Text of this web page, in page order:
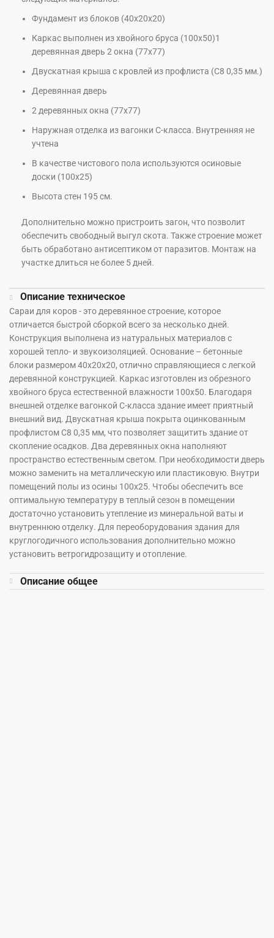
Фундамент из блоков (40х20х20)
Каркас выполнен из хвойного бруса (100х50)1
деревянная дверь 2 окна (77х77)
Двускатная крыша с кровлей из профлиста (С8 0,35 мм.)
Деревянная дверь
2 деревянных окна (77х77)
Наружная отделка из вагонки С-класса. Внутренняя не
учтена
В качестве чистового пола используются осиновые
доски (100х25)
Высота стен 195 см.
Дополнительно можно пристроить загон, что позволит
обеспечить свободный выгул скота. Также строение может
быть обработано антисептиком от паразитов. Монтаж на
участке длиться не более 5 дней.
Описание техническое
Сараи для коров - это деревянное строение, которое
отличается быстрой сборкой всего за несколько дней.
Конструкция выполнена из натуральных материалов с
хорошей тепло- и звукоизоляцией. Основание – бетонные
блоки размером 40х20х20, отлично справляющиеся с легкой
деревянной конструкцией. Каркас изготовлен из обрезного
хвойного бруса естественной влажности 100х50. Благодаря
внешней отделке вагонкой С-класса здание имеет приятный
внешний вид. Двускатная крыша покрыта оцинкованным
профлистом С8 0,35 мм, что позволяет защитить здание от
скопление осадков. Два деревянных окна наполняют
пространство естественным светом. При необходимости дверь
можно заменить на металлическую или пластиковую. Внутри
помещений полы из осины 100х25. Чтобы обеспечить все
оптимальную температуру в теплый сезон в помещении
достаточно установить утепление из минеральной ваты и
внутреннюю отделку. Для переоборудования здания для
круглогодичного использования дополнительно можно
установить ветрогидрозащиту и отопление.
Описание общее